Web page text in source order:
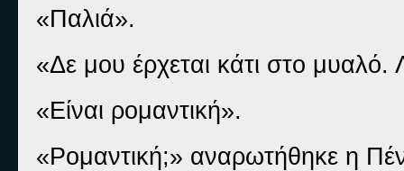
«Παλιά».
«Δε μου έρχεται κάτι στο μυαλό.
«Είναι ρομαντική».
«Ρομαντική;» αναρωτήθηκε η